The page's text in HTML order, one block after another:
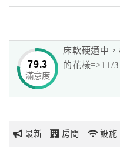
球
網
玩
都能感受麗都小築像家一
能夠暫時忘卻屬於城市的
陶醉在這個空氣清新、處
花蓮麗都小築用心打造這塊
79.3
滿意度
床軟硬適中
的花樣=>11/
最新 房間 設施